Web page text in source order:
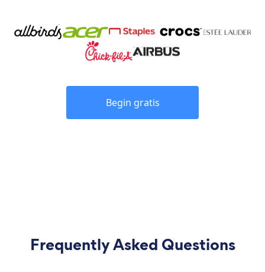
Begin gratis
Frequently Asked Questions